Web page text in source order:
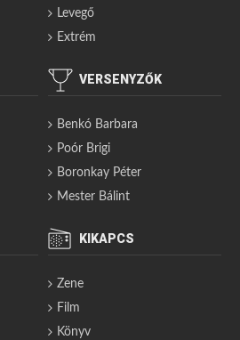
Levegő
Extrém
VERSENYZŐK
Benkó Barbara
Poór Brigi
Boronkay Péter
Mester Bálint
KIKAPCS
Zene
Film
Könyv